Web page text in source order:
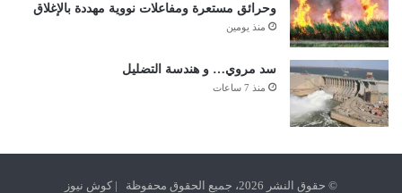
وحرائق مستعرة ومفاعلات نووية مهددة بالإغلاق
منذ يومين
سد مروي… و هندسة التضليل
منذ 7 ساعات
© حقوق النشر 2026، جميع الحقوق محفوظة | كوش نيوز